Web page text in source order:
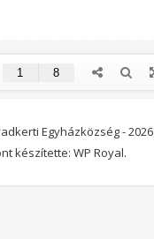
Egyházközség - 2026
készítette: WP Royal.